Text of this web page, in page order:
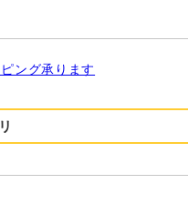
ング承ります